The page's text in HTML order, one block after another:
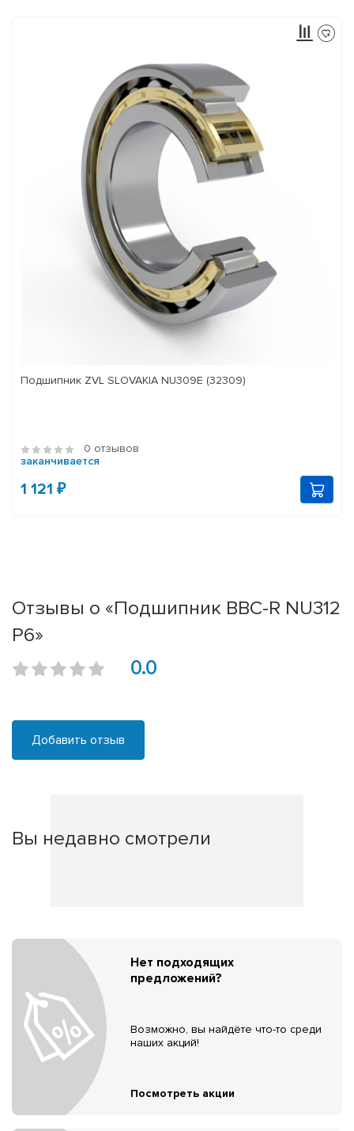
Подшипник ZVL SLOVAKIA NU309E (32309)
0 отзывов
заканчивается
1 121 ₽
Отзывы о «Подшипник BBC-R NU312
P6»
0.0
Добавить отзыв
Вы недавно смотрели
Нет подходящих
предложений?
Возможно, вы найдёте что-то среди
наших акций!
Посмотреть акции